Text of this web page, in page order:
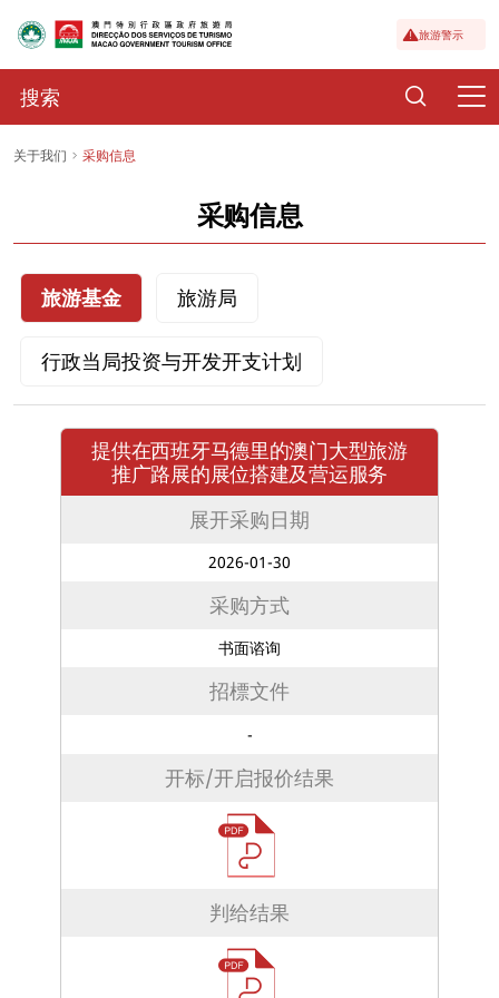
旅游警示
关于我们 采购信息
采购信息
旅游基金 旅游局
行政当局投资与开发开支计划
提供在西班牙马德里的澳门大型旅游
推广路展的展位搭建及营运服务
展开采购日期
2026-01-30
采购方式
书面谘询
招標文件
-
开标/开启报价结果
判给结果